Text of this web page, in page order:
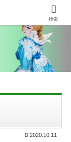
2020.10.11
検索